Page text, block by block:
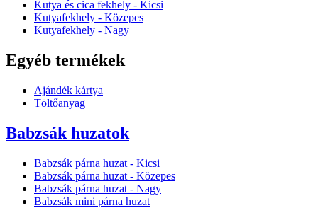
Kutya és cica fekhely - Kicsi
Kutyafekhely - Közepes
Kutyafekhely - Nagy
Egyéb termékek
Ajándék kártya
Töltőanyag
Babzsák huzatok
Babzsák párna huzat - Kicsi
Babzsák párna huzat - Közepes
Babzsák párna huzat - Nagy
Babzsák mini párna huzat